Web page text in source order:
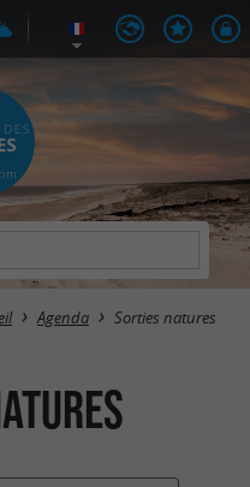
Agenda Sorties natures